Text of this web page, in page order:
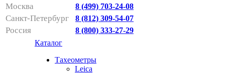
Москва 8 (499) 703-24-08
Санкт-Петербург 8 (812) 309-54-07
Россия 8 (800) 333-27-29
Каталог
Тахеометры
Leica